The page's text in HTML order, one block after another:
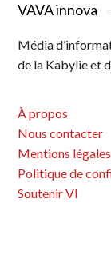
VAVA innova
Média
de la Kabylie et
À propos
Nous contacter
Mentions légales
Politique de
Soutenir VI